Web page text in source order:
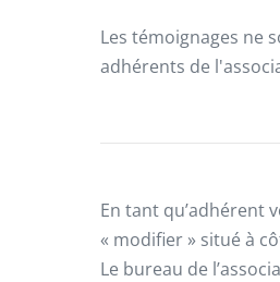
Les témoignages ne
adhérents de
En tant qu’adhérent
« modifier » situé à
Le bureau de